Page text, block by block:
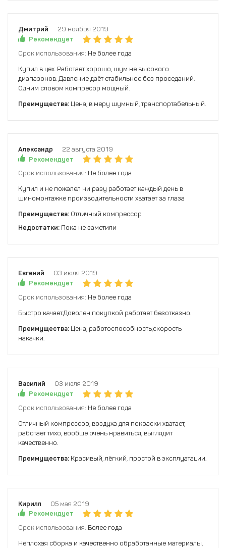
Дмитрий
29 ноября 2019
Рекомендует
Срок использования: Не более года
Купил в цех. Работает хорошо, шум не высокого
диапазонов. Давление даёт стабильное без проседаний.
Одним словом компресор мощный.
Преимущества: Цена, в меру шумный, транспортабельный.
Александр
22 августа 2019
Рекомендует
Срок использования: Не более года
Купил и не пожалел ни разу работает каждый день в
шиномонтажке производительности хватает за глаза
Преимущества: Отличный компрессор
Недостатки: Пока не заметили
Евгений
03 июля 2019
Рекомендует
Срок использования: Не более года
Быстро качает.Доволен покупкой работает безотказно.
Преимущества: Цена, работоспособность,скорость
накачки.
Василий
03 июля 2019
Рекомендует
Срок использования: Не более года
Отличный компрессор, воздуха для покраски хватает,
работает тихо, вообще очень нравиться, выглядит
качественно.
Преимущества: Красивый, лёгкий, простой в эксплуатации.
Кирилл
05 мая 2019
Рекомендует
Срок использования: Более года
Неплохая сборка и качественно обработанные материалы,